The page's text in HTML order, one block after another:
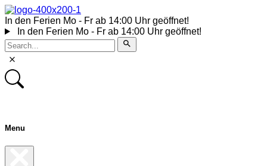
In den Ferien Mo - Fr ab 14:00 Uhr geöffnet!
In den Ferien Mo - Fr ab 14:00 Uhr geöffnet!
Menu